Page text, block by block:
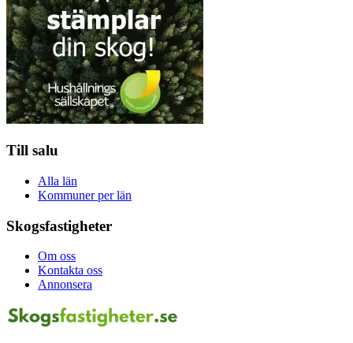
Till salu
Alla län
Kommuner per län
Skogsfastigheter
Om oss
Kontakta oss
Annonsera